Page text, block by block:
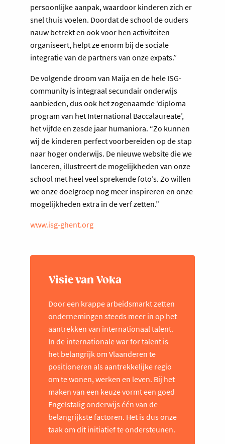
persoonlijke aanpak, waardoor kinderen zich er
snel thuis voelen. Doordat de school de ouders
nauw betrekt en ook voor hen activiteiten
organiseert, helpt ze enorm bij de sociale
integratie van de partners van onze expats.”
De volgende droom van Maija en de hele ISG-
community is integraal secundair onderwijs
aanbieden, dus ook het zogenaamde ‘diploma
program van het International Baccalaureate’,
het vijfde en zesde jaar humaniora. “Zo kunnen
wij de kinderen perfect voorbereiden op de stap
naar hoger onderwijs. De nieuwe website die we
lanceren, illustreert de mogelijkheden van onze
school met heel veel sprekende foto’s. Zo willen
we onze doelgroep nog meer inspireren en onze
mogelijkheden extra in de verf zetten.”
www.isg-ghent.org
Visie van Voka
Door een krappe arbeidsmarkt zetten
ondernemingen steeds meer in op het
aantrekken van internationaal talent.
In de internationale war for talent is
het belangrijk om Vlaanderen te
positioneren als aantrekkelijke regio
om te wonen, werken en leven. Bij het
maken van een keuze vormt een goed
Engelstalig onderwijs één van de
belangrijkste factoren. Het is dus onze
taak om dit initiatief te ondersteunen.